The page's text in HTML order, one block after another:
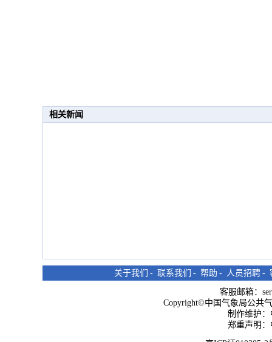
相关新闻
关于我们 - 联系我们 - 帮助 - 人员招聘 -
客服邮箱：
Copyright©中国气象局公共
制作维护
郑重声明